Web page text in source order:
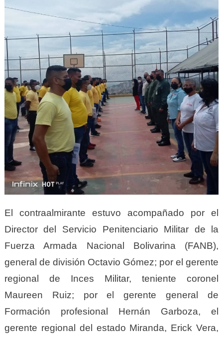
El contraalmirante estuvo acompañado por el
Director del Servicio Penitenciario Militar de la
Fuerza Armada Nacional Bolivarina (FANB),
general de división Octavio Gómez; por el gerente
regional de Inces Militar, teniente coronel
Maureen Ruiz; por el gerente general de
Formación profesional Hernán Garboza, el
gerente regional del estado Miranda, Erick Vera,